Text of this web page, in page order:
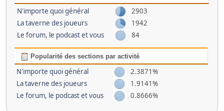
N'importe quoi général
2903
La taverne des joueurs
1942
Le forum, le podcast et vous
84
Popularité des sections par activité
N'importe quoi général
2.3871%
La taverne des joueurs
1.9141%
Le forum, le podcast et vous
0.8666%